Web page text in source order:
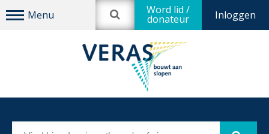
Inloggen
Word lid /
donateur